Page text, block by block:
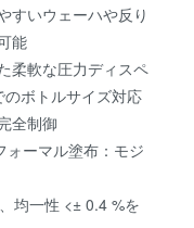
すいウェーハや反り
能
柔軟な圧力ディスペ
ボトルサイズ対応
全制御
ォーマル塗布：モジ
均一性 <± 0.4 %を